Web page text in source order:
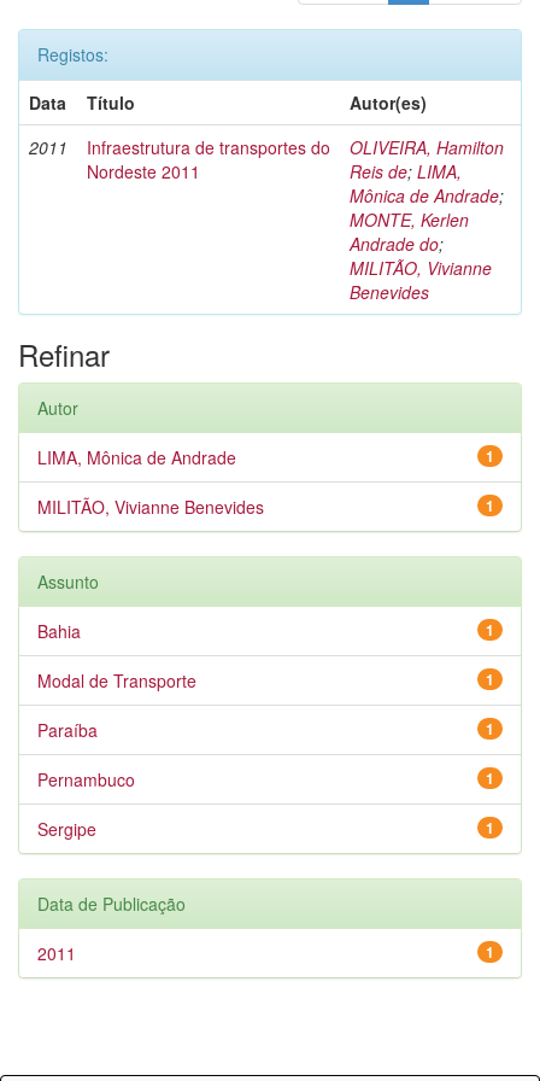
Registos:
Data
Título
Autor(es)
2011
Infraestrutura de transportes do
Nordeste 2011
OLIVEIRA, Hamilton
Reis de; LIMA,
Mônica de Andrade;
MONTE, Kerlen
Andrade do;
MILITÃO, Vivianne
Benevides
Refinar
Autor
1
LIMA, Mônica de Andrade
1
MILITÃO, Vivianne Benevides
Assunto
1
Bahia
1
Modal de Transporte
1
Paraíba
1
Pernambuco
1
Sergipe
Data de Publicação
1
2011